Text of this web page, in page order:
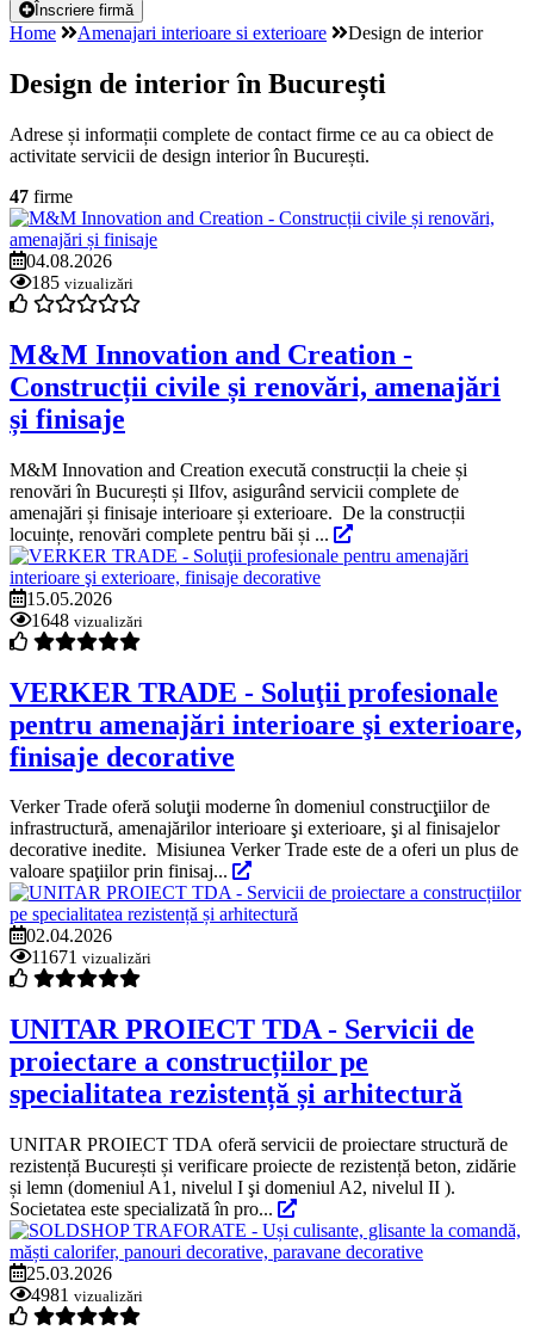
Înscriere firmă
Home Amenajari interioare si exterioare Design de interior
Design de interior în București
Adrese și informații complete de contact firme ce au ca obiect de
activitate servicii de design interior în București.
47 firme
04.08.2026
185 vizualizări
M&M Innovation and Creation -
Construcții civile și renovări, amenajări
și finisaje
M&M Innovation and Creation execută construcții la cheie și
renovări în București și Ilfov, asigurând servicii complete de
amenajări și finisaje interioare și exterioare. De la construcții
locuințe, renovări complete pentru băi și ...
15.05.2026
1648 vizualizări
VERKER TRADE - Soluţii profesionale
pentru amenajări interioare şi exterioare,
finisaje decorative
Verker Trade oferă soluţii moderne în domeniul construcţiilor de
infrastructură, amenajărilor interioare şi exterioare, şi al finisajelor
decorative inedite. Misiunea Verker Trade este de a oferi un plus de
valoare spaţiilor prin finisaj...
02.04.2026
11671 vizualizări
UNITAR PROIECT TDA - Servicii de
proiectare a construcțiilor pe
specialitatea rezistență și arhitectură
UNITAR PROIECT TDA oferă servicii de proiectare structură de
rezistență București și verificare proiecte de rezistență beton, zidărie
și lemn (domeniul A1, nivelul I şi domeniul A2, nivelul II ).
Societatea este specializată în pro...
25.03.2026
4981 vizualizări